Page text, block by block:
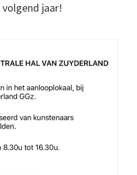
jaar!